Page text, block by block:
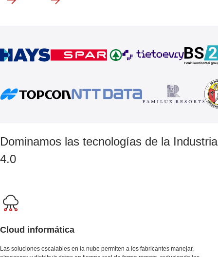
Dominamos las tecnologías de la Industria
4.0
Cloud informática
Las soluciones escalables en la nube permiten a los fabricantes manejar,